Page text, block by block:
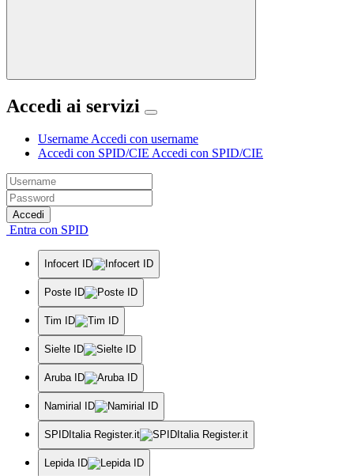
Accedi ai servizi
UsernameAccedi con username
Accedi con SPID/CIE Accedi con SPID/CIE
Accedi
Entra con SPID
Infocert ID
Poste ID
Tim ID
Sielte ID
Aruba ID
Namirial ID
SPIDItalia Register.it
Lepida ID